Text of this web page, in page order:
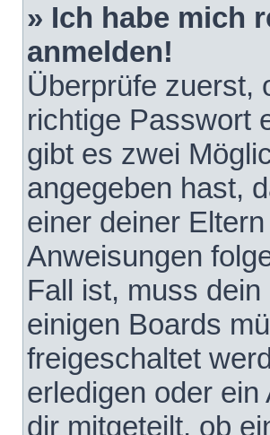
» Ich habe mich
anmelden!
Überprüfe zuerst,
richtige Passwort
gibt es zwei
angegeben hast,
einer deiner
Anweisungen
Fall ist, muss
einigen Boards
freigeschaltet
erledigen oder
dir mitgeteilt, ob